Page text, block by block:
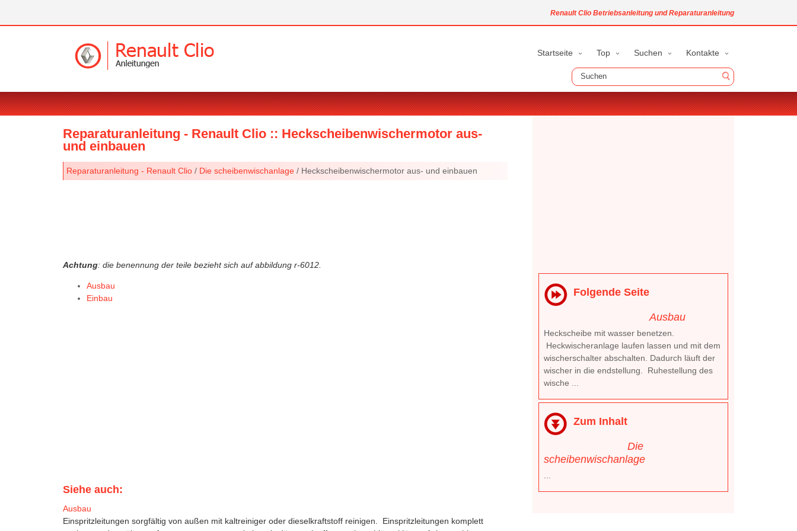
Renault Clio Betriebsanleitung und Reparaturanleitung
Startseite Top Suchen Kontakte
Reparaturanleitung - Renault Clio :: Heckscheibenwischermotor aus-
und einbauen
Reparaturanleitung - Renault Clio / Die scheibenwischanlage / Heckscheibenwischermotor aus- und einbauen
Achtung: die benennung der teile bezieht sich auf abbildung r-6012.
Ausbau
Einbau
Siehe auch:
Ausbau
Einspritzleitungen sorgfältig von außen mit kaltreiniger oder dieselkraftstoff reinigen. Einspritzleitungen komplett
Folgende Seite
Ausbau
Heckscheibe mit wasser benetzen.
Heckwischeranlage laufen lassen und mit dem
wischerschalter abschalten. Dadurch läuft der
wischer in die endstellung. Ruhestellung des
wische ...
Zum Inhalt
Die
scheibenwischanlage